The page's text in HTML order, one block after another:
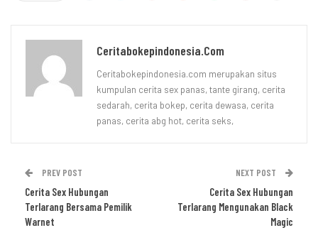
Ceritabokepindonesia.com
Ceritabokepindonesia.com merupakan situs
kumpulan cerita sex panas, tante girang, cerita
sedarah, cerita bokep, cerita dewasa, cerita
panas, cerita abg hot, cerita seks,
PREV POST
Cerita Sex Hubungan
Terlarang Bersama Pemilik
Warnet
NEXT POST
Cerita Sex Hubungan
Terlarang Mengunakan Black
Magic